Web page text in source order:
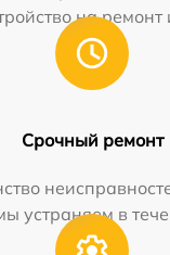
на ремонт
Срочный ремонт
устраняем в